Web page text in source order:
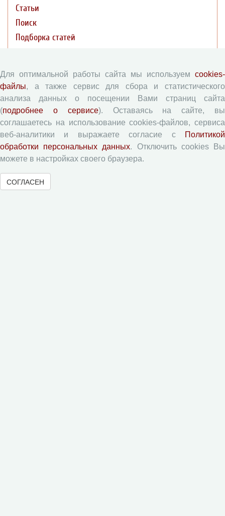
Статьи
Поиск
Подборка статей
Правила для авторов
Типовой лицензионный договор
Согласие на обработку персональных данных
Авторские права
Приватность
Рецензентам
Для оптимальной работы сайта мы используем cookies-
файлы, а также сервис для сбора и статистического
анализа данных о посещении Вами страниц сайта
(подробнее о сервисе). Оставаясь на сайте, вы
соглашаетесь на использование cookies-файлов, сервиса
веб-аналитики и выражаете согласие с
Политикой
обработки персональных данных. Отключить cookies Вы
можете в настройках своего браузера.
СОГЛАСЕН